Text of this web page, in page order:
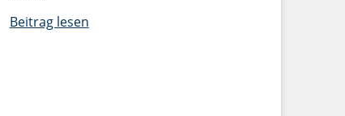
Beitrag lesen